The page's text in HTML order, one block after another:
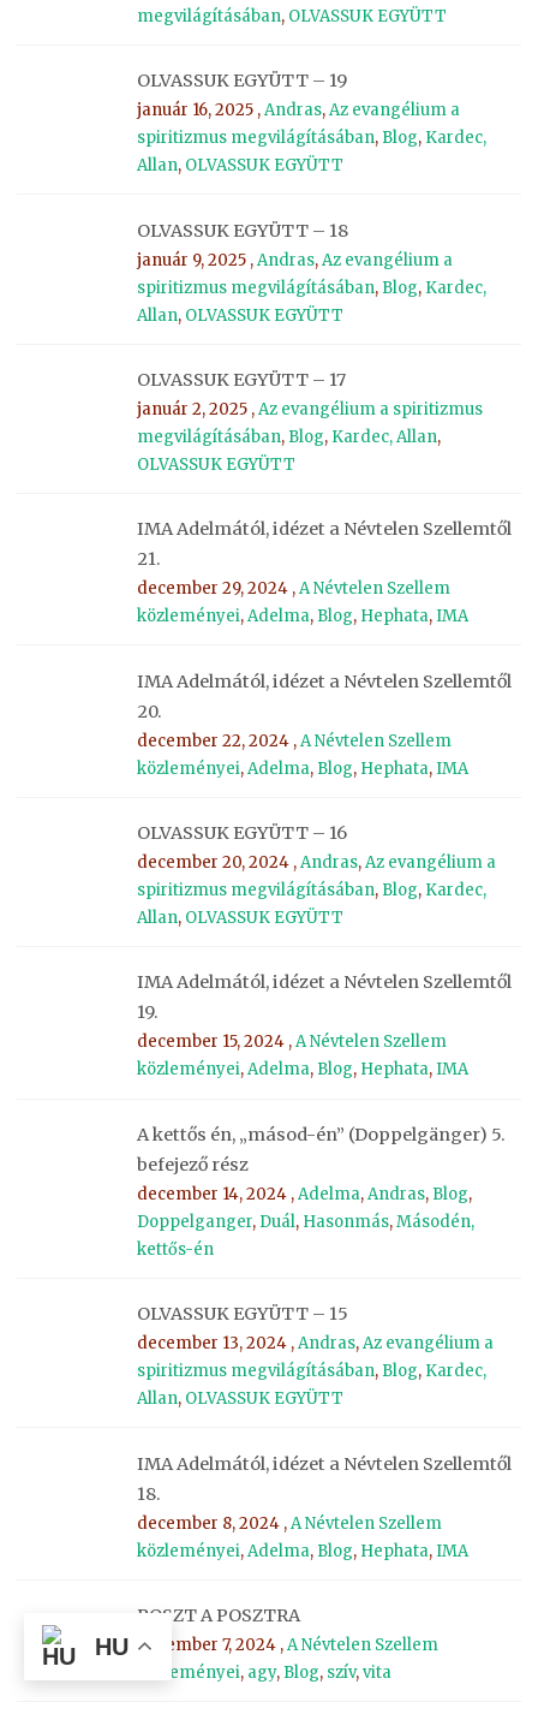
megvilágításában, OLVASSUK EGYÜTT
OLVASSUK EGYÜTT – 19
január 16, 2025 ,Andras,Az evangélium a
spiritizmus megvilágításában, Blog, Kardec,
Allan, OLVASSUK EGYÜTT
OLVASSUK EGYÜTT – 18
január 9, 2025 ,Andras,Az evangélium a
spiritizmus megvilágításában, Blog, Kardec,
Allan, OLVASSUK EGYÜTT
OLVASSUK EGYÜTT – 17
január 2, 2025 ,Az evangélium a spiritizmus
megvilágításában, Blog, Kardec, Allan,
OLVASSUK EGYÜTT
IMA Adelmától, idézet a Névtelen Szellemtől
21.
december 29, 2024 ,A Névtelen Szellem
közleményei,Adelma, Blog, Hephata,IMA
IMA Adelmától, idézet a Névtelen Szellemtől
20.
december 22, 2024 ,A Névtelen Szellem
közleményei,Adelma, Blog, Hephata,IMA
OLVASSUK EGYÜTT – 16
december 20, 2024 ,Andras,Az evangélium a
spiritizmus megvilágításában, Blog, Kardec,
Allan, OLVASSUK EGYÜTT
IMA Adelmától, idézet a Névtelen Szellemtől
19.
december 15, 2024 ,A Névtelen Szellem
közleményei,Adelma, Blog, Hephata,IMA
A kettős én, „másod-én” (Doppelgänger) 5.
befejező rész
december 14, 2024 ,Adelma,Andras, Blog,
Doppelganger, Duál, Hasonmás,Másodén,
kettős-én
OLVASSUK EGYÜTT – 15
december 13, 2024 ,Andras,Az evangélium a
spiritizmus megvilágításában, Blog, Kardec,
Allan, OLVASSUK EGYÜTT
IMA Adelmától, idézet a Névtelen Szellemtől
18.
december 8, 2024 ,A Névtelen Szellem
közleményei,Adelma, Blog, Hephata,IMA
POSZT A POSZTRA
december 7, 2024 ,A Névtelen Szellem
közleményei, agy, Blog, szív,vita
HU